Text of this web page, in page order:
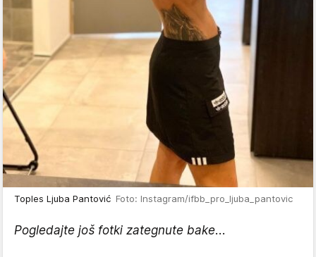
Toples Ljuba Pantović Foto: Instagram/ifbb_pro_ljuba_pantovic
Pogledajte još fotki zategnute bake...